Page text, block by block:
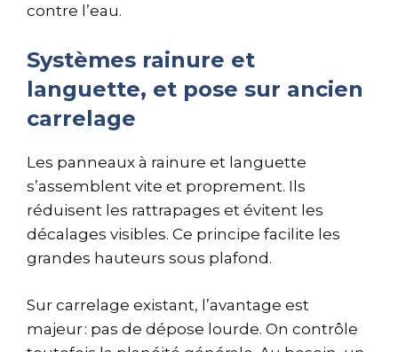
contre l’eau.
Systèmes rainure et
languette, et pose sur ancien
carrelage
Les panneaux à rainure et languette
s’assemblent vite et proprement. Ils
réduisent les rattrapages et évitent les
décalages visibles. Ce principe facilite les
grandes hauteurs sous plafond.
Sur carrelage existant, l’avantage est
majeur : pas de dépose lourde. On contrôle